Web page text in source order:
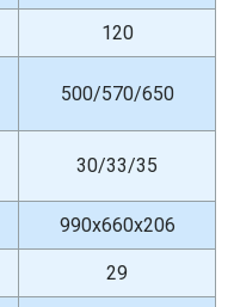
120
500/570/650
30/33/35
990x660x206
29